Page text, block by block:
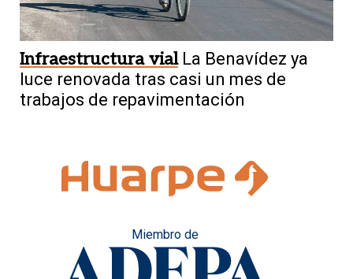
Infraestructura vial La Benavídez ya
luce renovada tras casi un mes de
trabajos de repavimentación
Miembro de